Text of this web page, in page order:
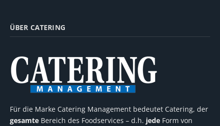
ÜBER CATERING
Für die Marke Catering Management bedeutet Catering, der
gesamte Bereich des Foodservices – d.h. jede Form von